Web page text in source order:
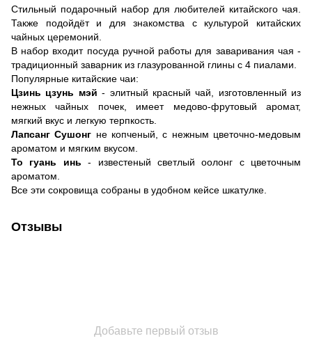
Стильный подарочный набор для любителей китайского чая.
Также подойдёт и для знакомства с культурой китайских
чайных церемоний.
В набор входит посуда ручной работы для заваривания чая -
традиционный заварник из глазурованной глины с 4 пиалами.
Популярные китайские чаи:
Цзинь цзунь мэй - элитный красный чай, изготовленный из
нежных чайных почек, имеет медово-фрутовый аромат,
мягкий вкус и легкую терпкость.
Лапсанг Сушонг не копченый, с нежным цветочно-медовым
ароматом и мягким вкусом.
То гуань инь - известеный светлый оолонг с цветочным
ароматом.
Все эти сокровища собраны в удобном кейсе шкатулке.
Отзывы
Добавьте первый отзыв